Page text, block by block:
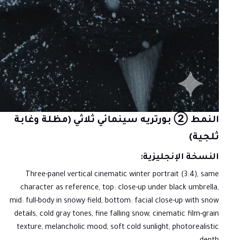
النمط ② بورتريه سينمائي ثلاثي (مظلة وغابة
ثلجية)
النسخة الإنجليزية:
Three-panel vertical cinematic winter portrait (3:4), same
character as reference, top: close-up under black umbrella,
mid: full-body in snowy field, bottom: facial close-up with snow
details, cold gray tones, fine falling snow, cinematic film-grain
texture, melancholic mood, soft cold sunlight, photorealistic